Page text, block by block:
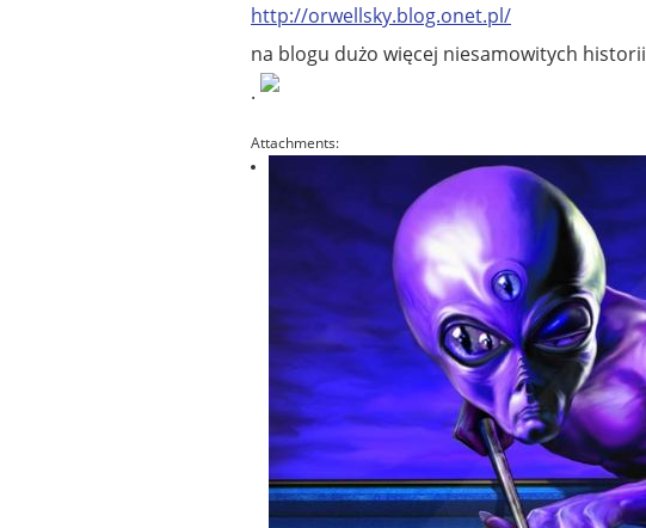
http://orwellsky.blog.onet.pl/
na blogu dużo więcej niesamowitych historii
.
Attachments: